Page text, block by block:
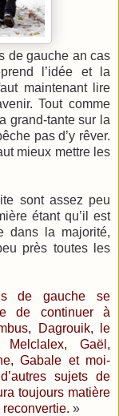
de gauche an cas
l’idée et la
maintenant lire
Tout comme
grand-tante sur la
pas d’y rêver.
mieux mettre les
sont assez peu
étant qu’il est
dans la majorité,
près toutes les
de gauche se
de continuer à
, Dagrouik,
le
Melclalex,Gaël ,
,Gabale et moi-
sujets de
toujours matière
reconvertie. »